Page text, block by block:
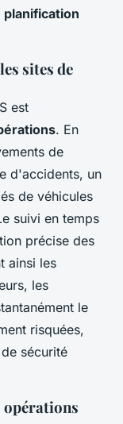
planification
sites de
est
. En
de
d'accidents, un
de véhicules
suivi en temps
précise des
ainsi les
les
le
risquées,
sécurité
opérations